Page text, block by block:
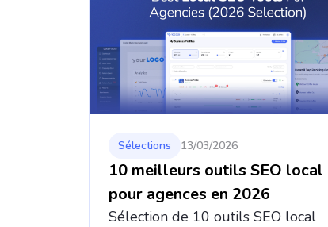
Sélections 13/03/2026
10 meilleurs outils SEO local
pour agences en 2026
Sélection de 10 outils SEO local